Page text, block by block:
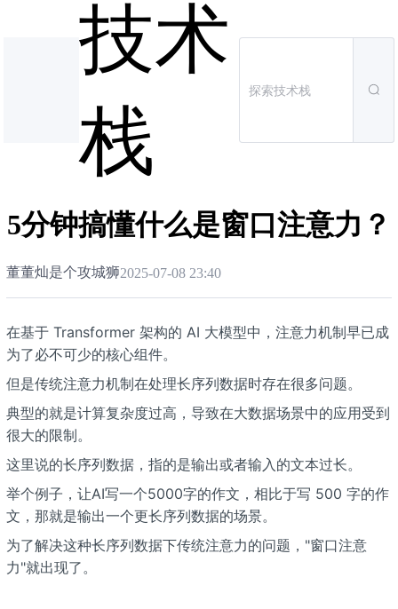
技术
栈
5分钟搞懂什么是窗口注意力？
董董灿是个攻城狮2025-07-08 23:40
在基于 Transformer 架构的 AI 大模型中，注意力机制早已成
为了必不可少的核心组件。
但是传统注意力机制在处理长序列数据时存在很多问题。
典型的就是计算复杂度过高，导致在大数据场景中的应用受到
很大的限制。
这里说的长序列数据，指的是输出或者输入的文本过长。
举个例子，让AI写一个5000字的作文，相比于写 500 字的作
文，那就是输出一个更长序列数据的场景。
为了解决这种长序列数据下传统注意力的问题，"窗口注意
力"就出现了。